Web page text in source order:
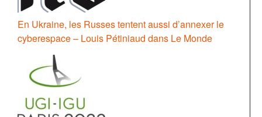
En Ukraine, les Russes tentent aussi d’annexer le
cyberespace – Louis Pétiniaud dans Le Monde